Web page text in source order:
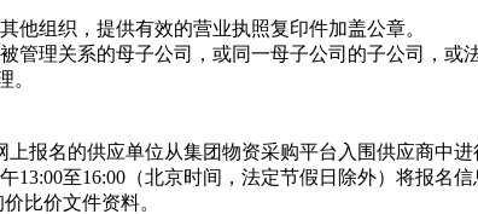
他组织，提供有效的营业执照复印件加盖公章。
管理关系的母子公司，或同一母子公司的子公司，或
。
报名的供应单位从集团物资采购平台入围供应商中
13:00至16:00（北京时间，法定节假日除外）将报名
比价文件资料。